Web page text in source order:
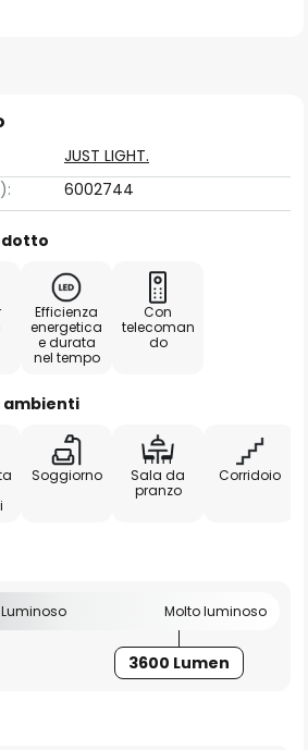
JUST LIGHT.
6002744
Efficienza
energetica
e durata
nel tempo
Con
telecoman
do
Soggiorno
Sala da
pranzo
Corridoio
Luminoso Molto luminoso
3600 Lumen